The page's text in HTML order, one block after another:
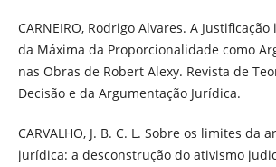
CARNEIRO, Rodrigo Alvares. A
da Máxima da Proporcionalidade como
nas Obras de Robert Alexy. Revista de
Decisão e da Argumentação Jurídica.
CARVALHO, J. B. C. L. Sobre os limites da
jurídica: a desconstrução do ativismo